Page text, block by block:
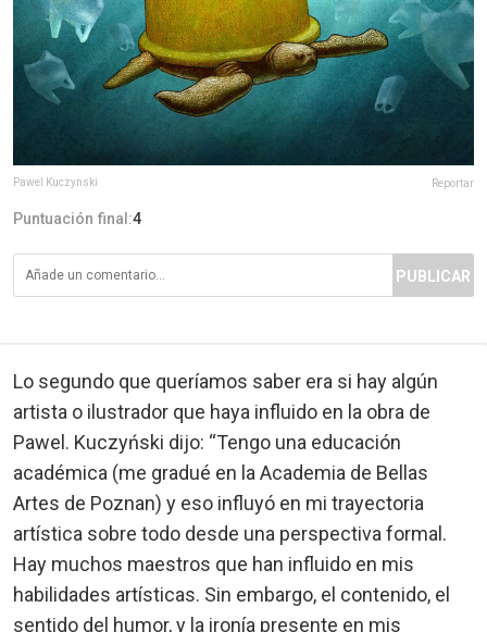
Pawel Kuczynski Reportar
Puntuación final:4
PUBLICAR
Lo segundo que queríamos saber era si hay algún
artista o ilustrador que haya influido en la obra de
Pawel. Kuczyński dijo: “Tengo una educación
académica (me gradué en la Academia de Bellas
Artes de Poznan) y eso influyó en mi trayectoria
artística sobre todo desde una perspectiva formal.
Hay muchos maestros que han influido en mis
habilidades artísticas. Sin embargo, el contenido, el
sentido del humor, y la ironía presente en mis